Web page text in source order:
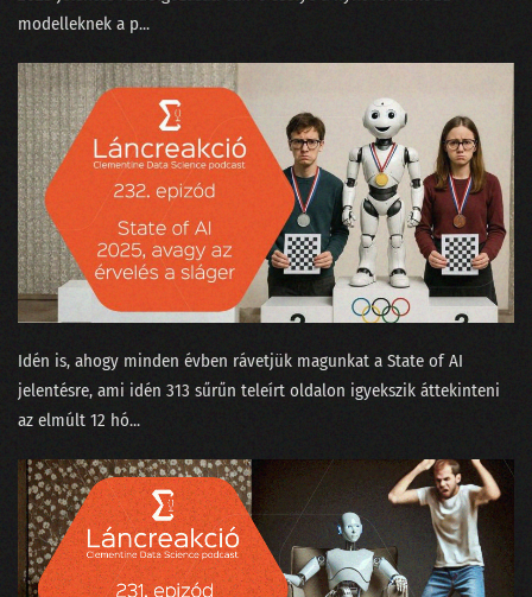
modelleknek a p...
Idén is, ahogy minden évben rávetjük magunkat a ⁠State of AI⁠
jelentésre, ami idén 313 sűrűn teleírt oldalon igyekszik áttekinteni
az elmúlt 12 hó...